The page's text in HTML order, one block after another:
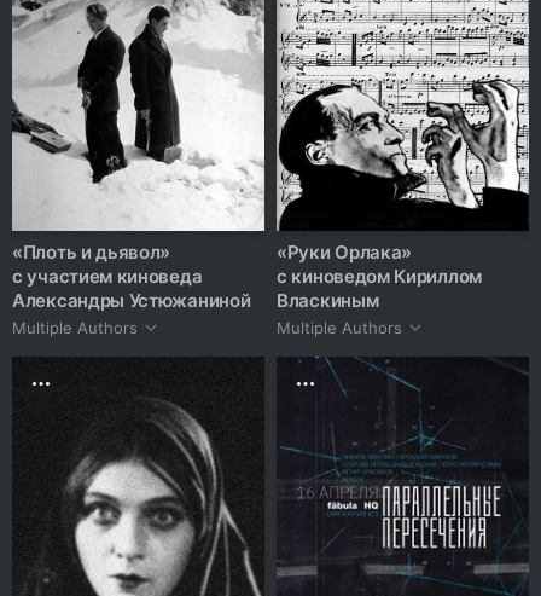
«Плоть и дьявол»
с участием киноведа
Александры Устюжаниной
Multiple Authors
«Руки Орлака»
с киноведом Кириллом
Власкиным
Multiple Authors